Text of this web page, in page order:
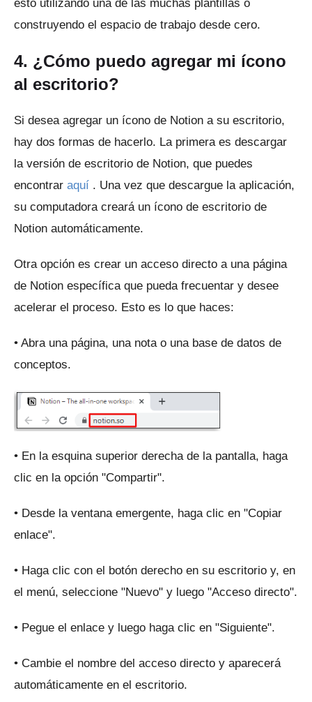
esto utilizando una de las muchas plantillas o
construyendo el espacio de trabajo desde cero.
4. ¿Cómo puedo agregar mi ícono
al escritorio?
Si desea agregar un ícono de Notion a su escritorio,
hay dos formas de hacerlo. La primera es descargar
la versión de escritorio de Notion, que puedes
encontrar aquí . Una vez que descargue la aplicación,
su computadora creará un ícono de escritorio de
Notion automáticamente.
Otra opción es crear un acceso directo a una página
de Notion específica que pueda frecuentar y desee
acelerar el proceso. Esto es lo que haces:
• Abra una página, una nota o una base de datos de
conceptos.
• En la esquina superior derecha de la pantalla, haga
clic en la opción "Compartir".
• Desde la ventana emergente, haga clic en "Copiar
enlace".
• Haga clic con el botón derecho en su escritorio y, en
el menú, seleccione "Nuevo" y luego "Acceso directo".
• Pegue el enlace y luego haga clic en "Siguiente".
• Cambie el nombre del acceso directo y aparecerá
automáticamente en el escritorio.